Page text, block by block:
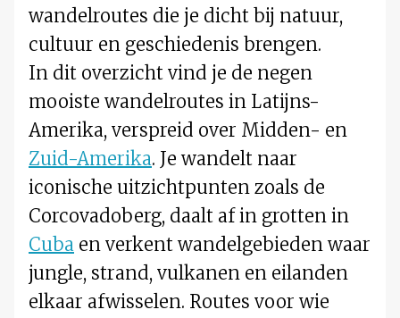
wandelroutes die je dicht bij natuur,
cultuur en geschiedenis brengen.
In dit overzicht vind je de negen
mooiste wandelroutes in Latijns-
Amerika, verspreid over Midden- en
Zuid-Amerika. Je wandelt naar
iconische uitzichtpunten zoals de
Corcovadoberg, daalt af in grotten in
Cuba en verkent wandelgebieden waar
jungle, strand, vulkanen en eilanden
elkaar afwisselen. Routes voor wie